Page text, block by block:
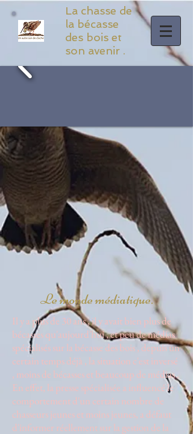
La chasse de
la bécasse
des bois et
son avenir .
Le monde médiatique.
Il y a plus de 30 ans , il y avait bien plus de
bécasses qu'aujourd'hui , et peu de médias
spécialisés sur la bécasse des bois , depuis un
certain temps déjà , la situation c'est inversé
, moins de bécasses et beaucoup de médias .
En effet, la presse spécialisée a influencé le
comportement d'un certain nombre de
chasseurs jeunes et moins jeunes, a défaut
d'informer réellement sur la gestion de la